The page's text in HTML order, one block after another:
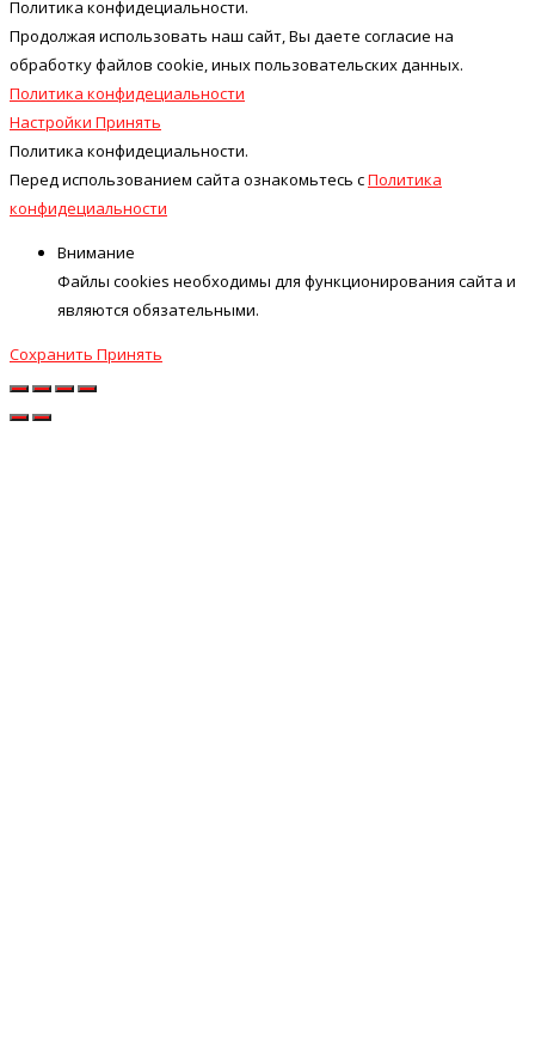
Политика конфидециальности.
Продолжая использовать наш cайт, Вы даете согласие на
обработку файлов cookie, иных пользовательских данных.
Политика конфидециальности
Настройки Принять
Политика конфидециальности.
Перед использованием сайта ознакомьтесь сПолитика
конфидециальности
Внимание
Файлы cookies необходимы для функционирования сайта и
являются обязательными.
Сохранить Принять